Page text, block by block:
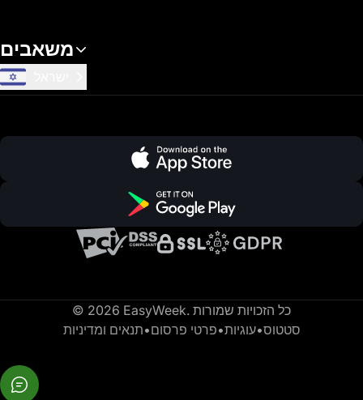
משאבים
© 2026 EasyWeek. כל הזכויות שמורות
תנאים ומדיניות•פרטי פרסום•עוגיות•סטטוס